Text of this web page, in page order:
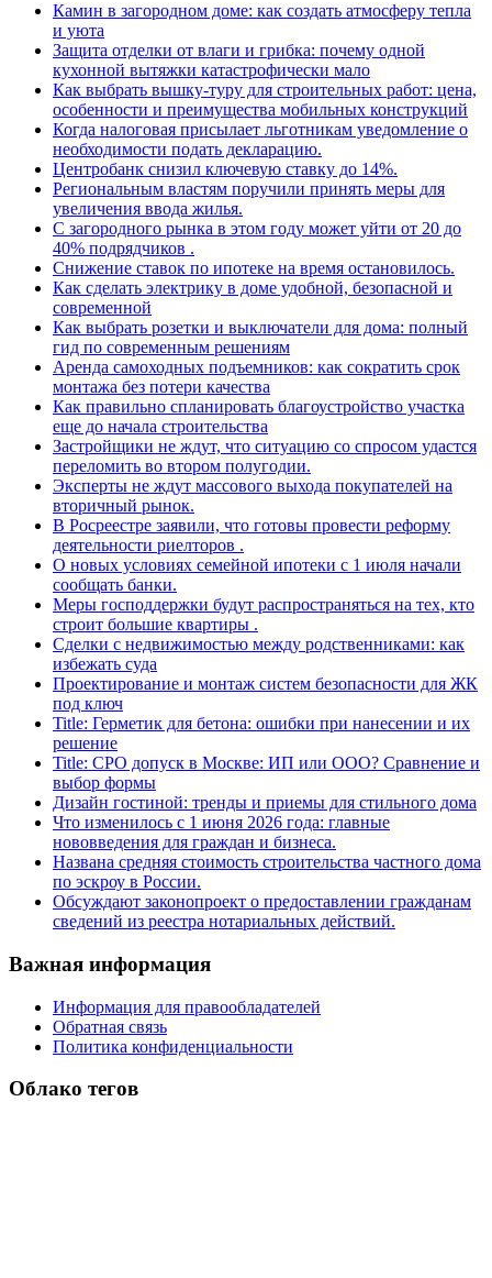
Камин в загородном доме: как создать атмосферу тепла
и уюта
Защита отделки от влаги и грибка: почему одной
кухонной вытяжки катастрофически мало
Как выбрать вышку-туру для строительных работ: цена,
особенности и преимущества мобильных конструкций
Когда налоговая присылает льготникам уведомление о
необходимости подать декларацию.
Центробанк снизил ключевую ставку до 14%.
Региональным властям поручили принять меры для
увеличения ввода жилья.
С загородного рынка в этом году может уйти от 20 до
40% подрядчиков .
Снижение ставок по ипотеке на время остановилось.
Как сделать электрику в доме удобной, безопасной и
современной
Как выбрать розетки и выключатели для дома: полный
гид по современным решениям
Аренда самоходных подъемников: как сократить срок
монтажа без потери качества
Как правильно спланировать благоустройство участка
еще до начала строительства
Застройщики не ждут, что ситуацию со спросом удастся
переломить во втором полугодии.
Эксперты не ждут массового выхода покупателей на
вторичный рынок.
В Росреестре заявили, что готовы провести реформу
деятельности риелторов .
О новых условиях семейной ипотеки с 1 июля начали
сообщать банки.
Меры господдержки будут распространяться на тех, кто
строит большие квартиры .
Сделки с недвижимостью между родственниками: как
избежать суда
Проектирование и монтаж систем безопасности для ЖК
под ключ
Title: Герметик для бетона: ошибки при нанесении и их
решение
Title: СРО допуск в Москве: ИП или ООО? Сравнение и
выбор формы
Дизайн гостиной: тренды и приемы для стильного дома
Что изменилось с 1 июня 2026 года: главные
нововведения для граждан и бизнеса.
Названа средняя стоимость строительства частного дома
по эскроу в России.
Обсуждают законопроект о предоставлении гражданам
сведений из реестра нотариальных действий.
Важная информация
Информация для правообладателей
Обратная связь
Политика конфиденциальности
Облако тегов